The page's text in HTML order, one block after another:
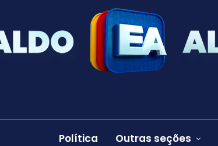
Política Outras seções